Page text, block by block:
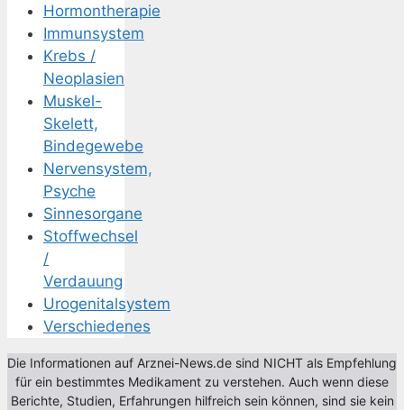
Hormontherapie
Immunsystem
Krebs /
Neoplasien
Muskel-
Skelett,
Bindegewebe
Nervensystem,
Psyche
Sinnesorgane
Stoffwechsel
/
Verdauung
Urogenitalsystem
Verschiedenes
Die Informationen auf Arznei-News.de sind NICHT als Empfehlung
für ein bestimmtes Medikament zu verstehen. Auch wenn diese
Berichte, Studien, Erfahrungen hilfreich sein können, sind sie kein